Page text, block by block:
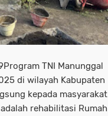
TNI Manunggal
di wilayah Kabupaten
kepada masyarakat.
rehabilitasi Rumah